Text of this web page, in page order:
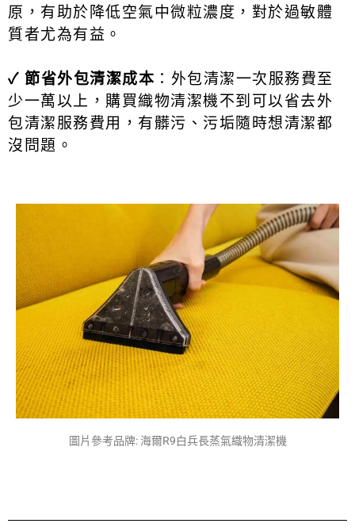
原，有助於降低空氣中微粒濃度，對於過敏體
質者尤為有益。
✓ 節省外包清潔成本 ：外包清潔一次服務費至
少一萬以上，購買織物清潔機不到可以省去外
包清潔服務費用，有髒污、污垢隨時想清潔都
沒問題。
圖片參考品牌: 海爾R9白兵長蒸氣織物清潔機